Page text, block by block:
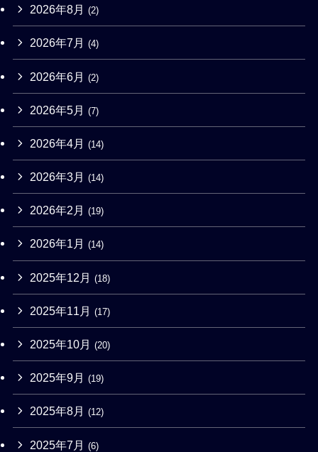
2026年8月 (2)
2026年7月 (4)
2026年6月 (2)
2026年5月 (7)
2026年4月 (14)
2026年3月 (14)
2026年2月 (19)
2026年1月 (14)
2025年12月 (18)
2025年11月 (17)
2025年10月 (20)
2025年9月 (19)
2025年8月 (12)
2025年7月 (6)